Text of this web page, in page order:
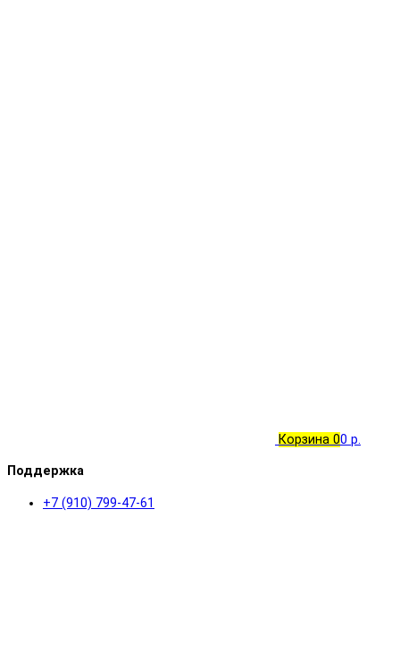
Корзина 00 р.
Поддержка
+7 (910) 799-47-61